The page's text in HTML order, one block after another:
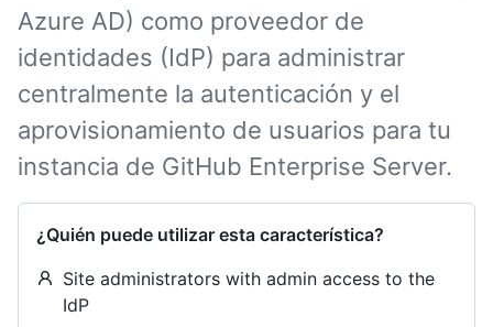
Azure AD) como proveedor de
identidades (IdP) para administrar
centralmente la autenticación y el
aprovisionamiento de usuarios para tu
instancia de GitHub Enterprise Server.
¿Quién puede utilizar esta característica?
Site administrators with admin access to the
IdP